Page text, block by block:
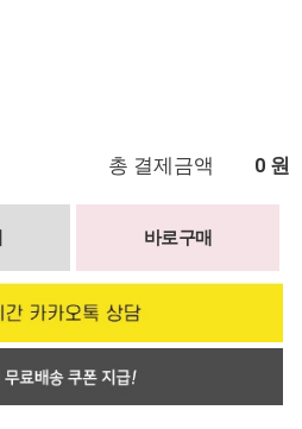
총 결제금액 0 원
바로구매